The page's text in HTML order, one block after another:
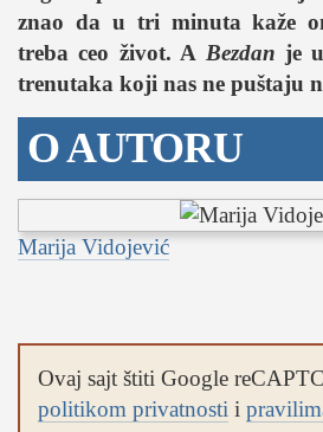
znao da u tri minuta kaže
treba ceo život. A Bezdan je
trenutaka koji nas ne puštaju
O AUTORU
Marija Vidojević
Ovaj sajt štiti Google
politikom privatnosti i